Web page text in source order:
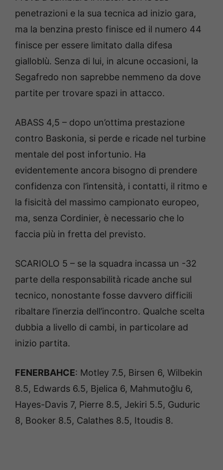
penetrazioni e la sua tecnica ad inizio gara,
ma la benzina presto finisce ed il numero 44
finisce per essere limitato dalla difesa
gialloblù. Senza di lui, in alcune occasioni, la
Segafredo non saprebbe nemmeno da dove
partite per trovare spazi in attacco.
ABASS 4,5 – dopo un’ottima prestazione
contro Baskonia, si perde e ricade nel turbine
mentale del post infortunio. Ha
evidentemente ancora bisogno di prendere
confidenza con l’intensità, i contatti, il ritmo e
la fisicità del massimo campionato europeo,
ma, senza Cordinier, è necessario che lo
faccia più in fretta del previsto.
SCARIOLO 5 – se la squadra incassa un -32
parte della responsabilità ricade anche sul
tecnico, nonostante fosse davvero difficili
ribaltare l’inerzia dell’incontro. Qualche scelta
dubbia a livello di cambi, in particolare ad
inizio partita.
FENERBAHCE: Motley 7.5, Birsen 6, Wilbekin
8.5, Edwards 6.5, Bjelica 6, Mahmutoğlu 6,
Hayes-Davis 7, Pierre 8.5, Jekiri 5.5, Guduric
8, Booker 8.5, Calathes 8.5, Itoudis 8.